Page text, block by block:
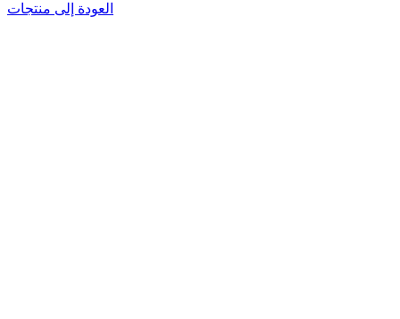
العودة إلى منتجات